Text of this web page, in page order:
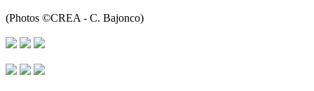
(Photos ©CREA - C. Bajonco)